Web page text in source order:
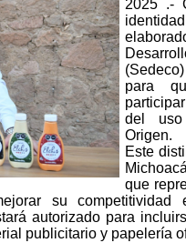
2025 .-
para
del
Origen.
Este
que
su competitividad
autorizado para
publicitario y papelería